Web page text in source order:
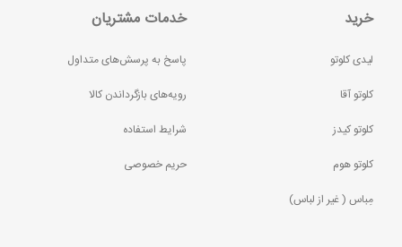
خرید
لیدی کلوتو
کلوتو آقا
کلوتو کیدز
کلوتو هوم
مِباس ( غير از لباس)
خدمات مشتریان
پاسخ به پرسش‌های متداول
رویه‌های بازگرداندن کالا
شرایط استفاده
حریم خصوصی